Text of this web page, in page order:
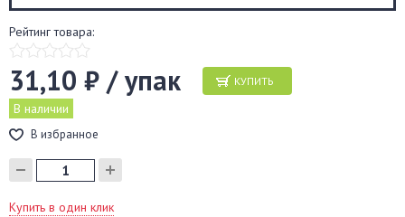
Рейтинг товара:
31,10 ₽ / упак КУПИТЬ
В наличии
В избранное
Купить в один клик